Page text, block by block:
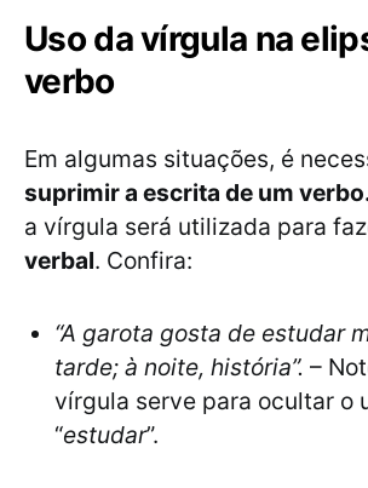
Uso da vírgula na
verbo
Em algumas situações, é
suprimir a escrita de um
a vírgula será utilizada para
verbal. Confira:
“A garota gosta de estudar
tarde; à noite, história”. –
vírgula serve para ocultar o
“estudar”.